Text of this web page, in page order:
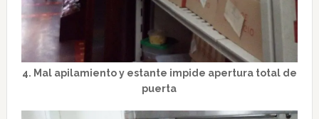
4. Mal apilamiento y estante impide apertura total de
puerta